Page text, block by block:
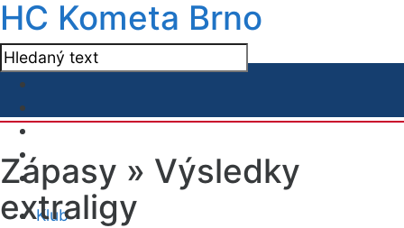
HC Kometa Brno
Klub
Zápasy » Výsledky
extraligy